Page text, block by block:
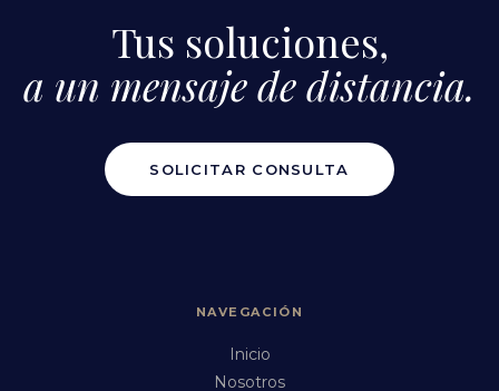
Tus soluciones,
a un mensaje de distancia.
SOLICITAR CONSULTA
NAVEGACIÓN
Inicio
Nosotros